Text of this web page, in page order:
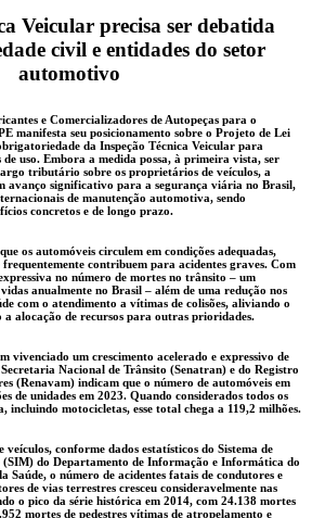
Veicular precisa ser debatida
civil e entidades do setor
automotivo
e Comercializadores de Autopeças para o
manifesta seu posicionamento sobre o Projeto de Lei
da Inspeção Técnica Veicular para
de uso. Embora a medida possa, à primeira vista, ser
tributário sobre os proprietários de veículos, a
avanço significativo para a segurança viária no Brasil,
de manutenção automotiva, sendo
concretos e de longo prazo.
os automóveis circulem em condições adequadas,
contribuem para acidentes graves. Com
no número de mortes no trânsito – um
anualmente no Brasil – além de uma redução nos
com o atendimento a vítimas de colisões, aliviando o
alocação de recursos para outras prioridades.
vivenciado um crescimento acelerado e expressivo de
Nacional de Trânsito (Senatran) e do Registro
(Renavam) indicam que o número de automóveis em
de unidades em 2023. Quando considerados todos os
incluindo motocicletas, esse total chega a 119,2 milhões.
conforme dados estatísticos do Sistema de
do Departamento de Informação e Informática do
Saúde, o número de acidentes fatais de condutores e
de vias terrestres cresceu consideravelmente nas
o pico da série histórica em 2014, com 24.138 mortes
mortes de pedestres vítimas de atropelamento e